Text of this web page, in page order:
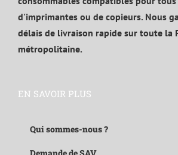
d'imprimantes ou de copieurs. Nous
délais de livraison rapide sur toute la
métropolitaine.
EN SAVOIR PLUS
Qui sommes-nous ?